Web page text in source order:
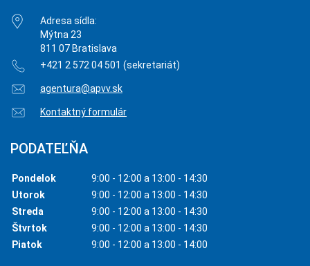
Adresa sídla:
Mýtna 23
811 07 Bratislava
+421 2 572 04 501 (sekretariát)
agentura@apvv.sk
Kontaktný formulár
PODATEĽŇA
Pondelok
9:00 - 12:00 a 13:00 - 14:30
Utorok
9:00 - 12:00 a 13:00 - 14:30
Streda
9:00 - 12:00 a 13:00 - 14:30
Štvrtok
9:00 - 12:00 a 13:00 - 14:30
Piatok
9:00 - 12:00 a 13:00 - 14:00